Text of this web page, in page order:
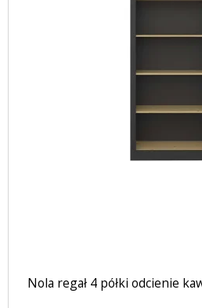
Nola regał 4 półki odcienie